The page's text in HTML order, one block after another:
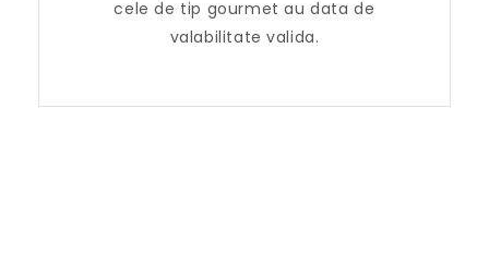
cele de tip gourmet au data de
valabilitate valida.